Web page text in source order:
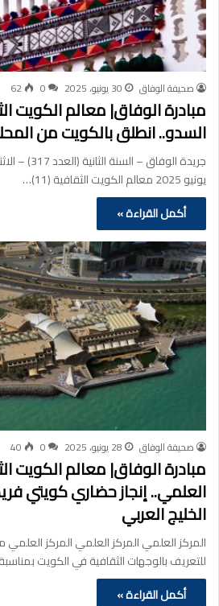
صحيفة الوفاق 30 يونيو، 2025 0
62
السدو.. انطلق بالكويت من
يونيو 2025 معالم الكويت الثقافية (11)…
أكمل القراءة »
صحيفة الوفاق 28 يونيو، 2025 0
40
العلمي.. إنجاز حضاري كويتي
الخليج العربي
المركز العلمي المركز العلمي المركز العلمي
للتعريف بالوجهات الثقافية في الكويت
أكمل القراءة »